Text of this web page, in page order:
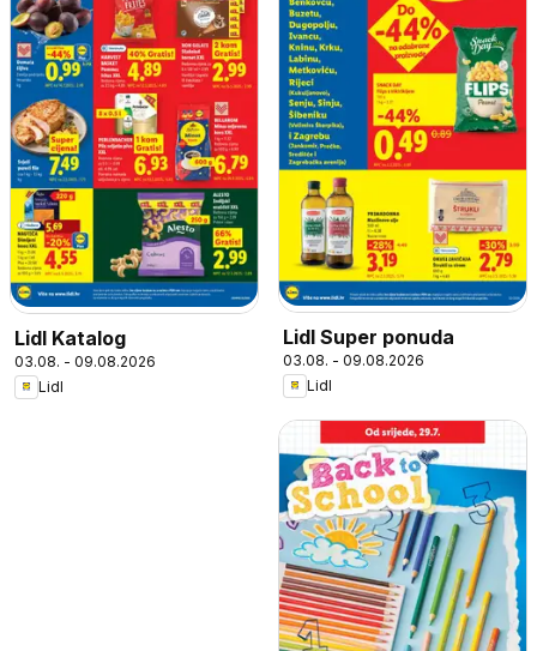
Lidl Katalog
03.08. - 09.08.2026
Lidl
Lidl Super ponuda
03.08. - 09.08.2026
Lidl